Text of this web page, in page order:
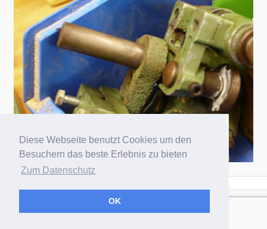
Diese Webseite benutzt Cookies um den
Besuchern das beste Erlebnis zu bieten
Zum Datenschutz
OK